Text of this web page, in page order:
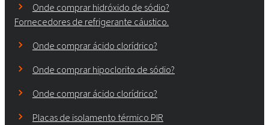
Onde comprar hidróxido de sódio?
Fornecedores de refrigerante cáustico.
Onde comprar ácido clorídrico?
Onde comprar hipoclorito de sódio?
Onde comprar ácido clorídrico?
Placas de isolamento térmico PIR